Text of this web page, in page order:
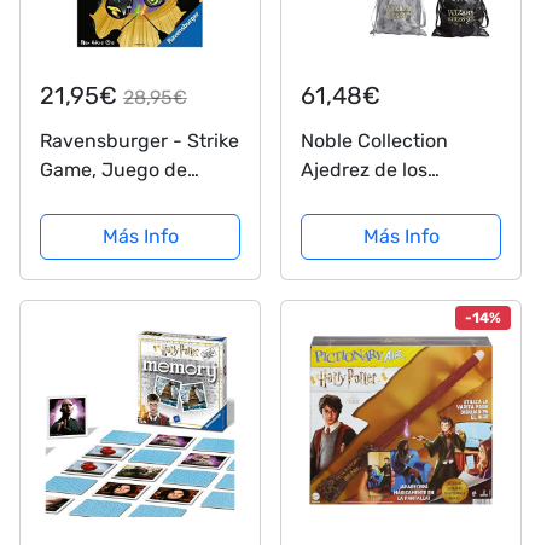
21,95€ 28,95€
Ravensburger - Strike
Game, Juego de
partir de 8 años -
25.4 x 17.8 x 5.1 cm
Más Info
61,48€
Noble Collection
Ajedrez de los
Potter
Más Info
-14%